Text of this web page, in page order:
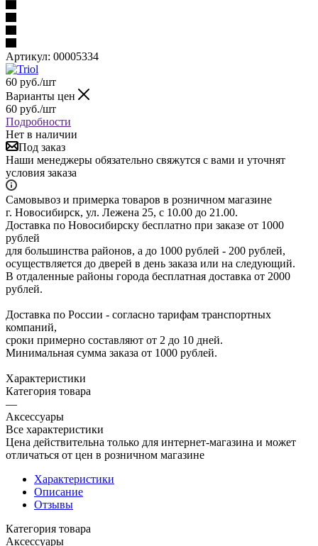
Артикул: 00005334
60 руб./шт
Варианты цен
60 руб./шт
Подробности
Нет в наличии
Под заказ
Наши менеджеры обязательно свяжутся с вами и уточнят
условия заказа
Самовывоз и примерка товаров в розничном магазине
г. Новосибирск, ул. Лежена 25, с 10.00 до 21.00.
Доставка по Новосибирску бесплатно при заказе от 1000
рублей
для большинства районов, а до 1000 рублей - 200 рублей,
осуществляется до дверей в день заказа или на следующий.
В отдаленные районы города бесплатная доставка от 2000
рублей.
Доставка по России - согласно тарифам транспортных
компаний,
сроки примерно составляют от 2 до 10 дней.
Минимальная сумма заказа от 1000 рублей.
Характеристики
Категория товара
—
Аксессуары
Все характеристики
Цена действительна только для интернет-магазина и может
отличаться от цен в розничном магазине
Характеристики
Описание
Отзывы
Категория товара
Аксессуары